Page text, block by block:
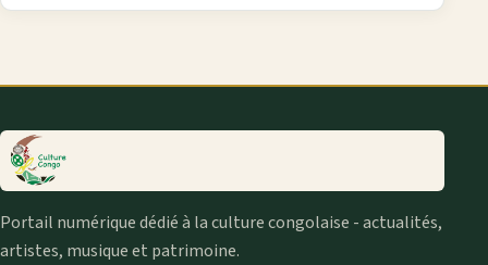
Portail numérique dédié à la culture congolaise - actualités,
artistes, musique et patrimoine.